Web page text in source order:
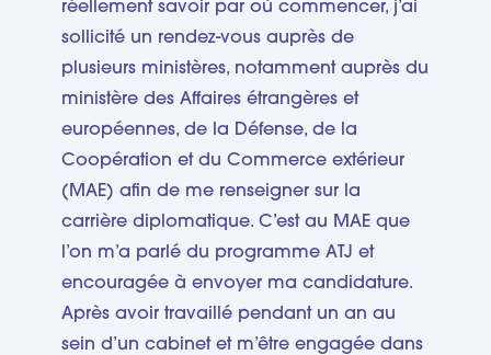
réellement savoir par où commencer, j’ai
sollicité un rendez-vous auprès de
plusieurs ministères, notamment auprès du
ministère des Affaires étrangères et
européennes, de la Défense, de la
Coopération et du Commerce extérieur
(MAE) afin de me renseigner sur la
carrière diplomatique. C’est au MAE que
l’on m’a parlé du programme ATJ et
encouragée à envoyer ma candidature.
Après avoir travaillé pendant un an au
sein d’un cabinet et m’être engagée dans